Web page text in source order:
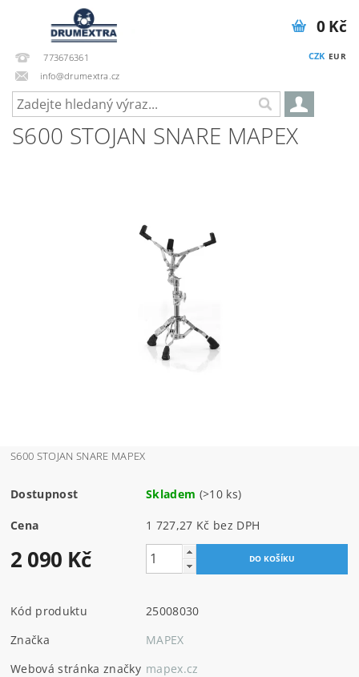
773676361
info@drumextra.cz
CZK EUR
0 Kč
S600 STOJAN SNARE MAPEX
S600 STOJAN SNARE MAPEX
Dostupnost Skladem (>10 ks)
Cena 1 727,27 Kč bez DPH
2 090 Kč
Kód produktu
25008030
Značka
MAPEX
Webová stránka značky mapex.cz